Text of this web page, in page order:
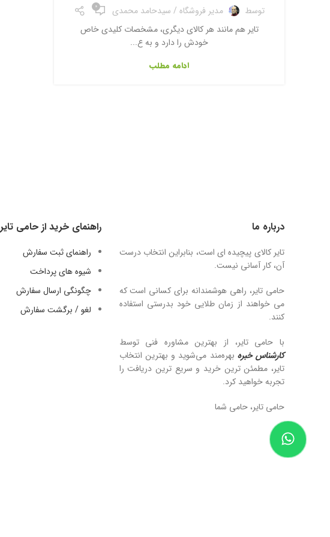
توسط مدیر فروشگاه / سیدحامد محمدی 0
تایر هم مانند هر کالای دیگری، مشخصات کلیدی خاص
خودش را دارد و به ع...
ادامه مطلب
درباره ما
تایر کالای پیچیده ای است، بنابراین انتخاب درست
آن، کار آسانی نیست.
حامی تایر، راهی هوشمندانه برای کسانی است که
می خواهند از زمان طلایی خود بدرستی استفاده
کنند.
با حامی تایر، از بهترین مشاوره فنی توسط
کارشناس خبره بهره‌مند می‌شوید و بهترین انتخاب
تایر، مطمئن ترین خرید و سریع ترین دریافت را
تجربه خواهید کرد.
حامی تایر، حامی شما
راهنمای خرید از حامی تایر
راهنمای ثبت سفارش
شیوه های پرداخت
چگونگی ارسال سفارش
لغو / برگشت سفارش